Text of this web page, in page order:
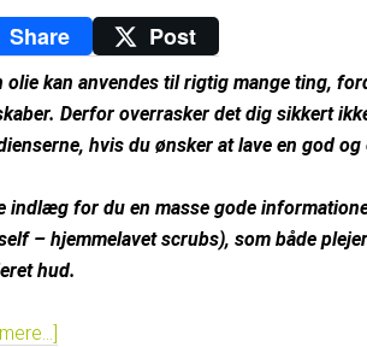
Share Post
olie kan anvendes til rigtig mange ting,
Derfor overrasker det dig sikkert
hvis du ønsker at lave en god
indlæg for du en masse gode
– hjemmelavet scrubs), som både
hud.